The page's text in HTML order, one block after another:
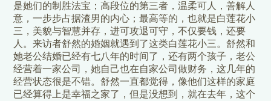
是她们的制胜法宝；高段位的第三者，温柔可人，善解人
意，一步步占据渣男的内心；最高等的，也就是白莲花小
三，美貌与智慧并存，进可攻退可守，不仅要钱，还要
人。来访者舒然的婚姻就遇到了这类白莲花小三。舒然和
她老公结婚已经有七八年的时间了，还有两个孩子，老公
经营着一家公司，她自己也在自家公司做财务，这几年的
经营状态很是不错。舒然一直都觉得，像他们这样的家庭
已经算得上是幸福之家了，但是没想到，就在去年，这个